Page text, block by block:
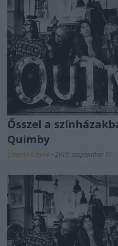
Ősszel a
Quimby
Lángoló Gitárok • 2018. szeptember 16.